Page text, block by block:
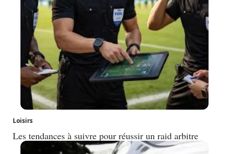
Loisirs
Les tendances à suivre pour réussir un raid arbitre